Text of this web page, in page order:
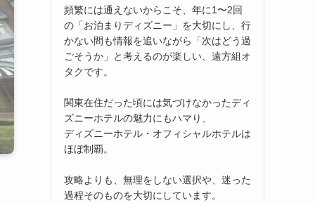
頻繁には通えないからこそ、年に1〜2回
の「お泊まりディズニー」を大切にし、行
かない間も情報を追いながら「次はどう過
ごそうか」と考えるのが楽しい、遠方組オ
タクです。
関東在住だった頃には気づけなかったディ
ズニーホテルの魅力にもハマり、
ディズニーホテル・オフィシャルホテルは
ほぼ制覇。
攻略よりも、無理をしない選択や、迷った
過程そのものを大切にしています。